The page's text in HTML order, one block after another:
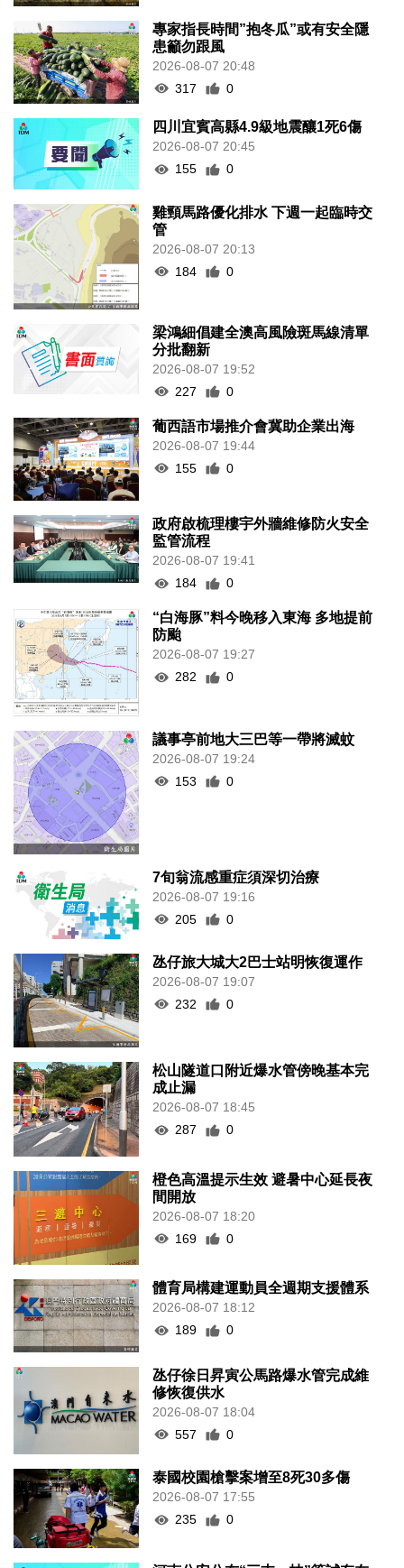
專家指長時間”抱冬瓜”或有安全隱
患籲勿跟風
2026-08-07 20:48
317
0
四川宜賓高縣4.9級地震釀1死6傷
2026-08-07 20:45
155
0
雞頸馬路優化排水 下週一起臨時交
管
2026-08-07 20:13
184
0
梁鴻細倡建全澳高風險斑馬線清單
分批翻新
2026-08-07 19:52
227
0
葡西語市場推介會冀助企業出海
2026-08-07 19:44
155
0
政府啟梳理樓宇外牆維修防火安全
監管流程
2026-08-07 19:41
184
0
“白海豚”料今晚移入東海 多地提前
防颱
2026-08-07 19:27
282
0
議事亭前地大三巴等一帶將滅蚊
2026-08-07 19:24
153
0
7旬翁流感重症須深切治療
2026-08-07 19:16
205
0
氹仔旅大城大2巴士站明恢復運作
2026-08-07 19:07
232
0
松山隧道口附近爆水管傍晚基本完
成止漏
2026-08-07 18:45
287
0
橙色高溫提示生效 避暑中心延長夜
間開放
2026-08-07 18:20
169
0
體育局構建運動員全週期支援體系
2026-08-07 18:12
189
0
氹仔徐日昇寅公馬路爆水管完成維
修恢復供水
2026-08-07 18:04
557
0
泰國校園槍擊案增至8死30多傷
2026-08-07 17:55
235
0